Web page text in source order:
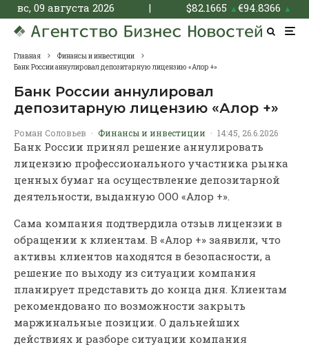
вс, 09 августа 2026 | $82.1665 ▲€94.8366 ▲
Главная
Финансы и инвестиции
Банк России аннулировал депозитарную лицензию «Алор +»
Банк России аннулировал
депозитарную лицензию «Алор +»
Роман Соловьев · Финансы и инвестиции · 14:45, 26.6.2026
Банк России принял решение аннулировать
лицензию профессионального участника рынка
ценных бумаг на осуществление депозитарной
деятельности, выданную ООО «Алор +».
Сама компания подтвердила отзыв лицензии в
обращении к клиентам. В «Алор +» заявили, что
активы клиентов находятся в безопасности, а
решение по выходу из ситуации компания
планирует представить до конца дня. Клиентам
рекомендовано по возможности закрыть
маржинальные позиции. О дальнейших
действиях и разборе ситуации компания